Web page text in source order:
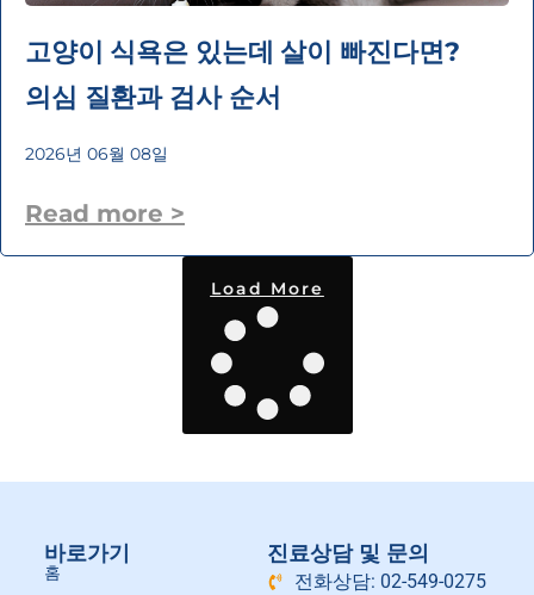
고양이 식욕은 있는데 살이 빠진다면?
의심 질환과 검사 순서
2026년 06월 08일
Read more >
Load More
바로가기
홈
진료상담 및 문의
전화상담: 02-549-0275